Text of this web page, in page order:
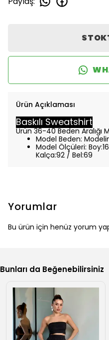
Ürün Açıklaması
Baskılı Sweatshirt
Ürün 36-40 Beden Aralığı
Model Beden:
Model Ölçüleri:
Kalça:92 / Bel:69
Yorumlar
Bu ürün için henüz yorum
Bunları da Beğenebilirsiniz